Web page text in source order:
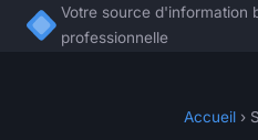
Votre source d'information
professionnelle
Accueil ›